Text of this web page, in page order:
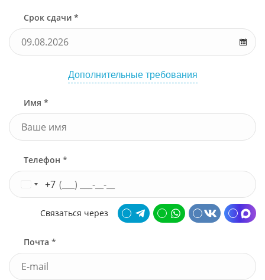
Срок сдачи *
Дополнительные требования
Имя *
Телефон *
+7
Связаться через
Почта *